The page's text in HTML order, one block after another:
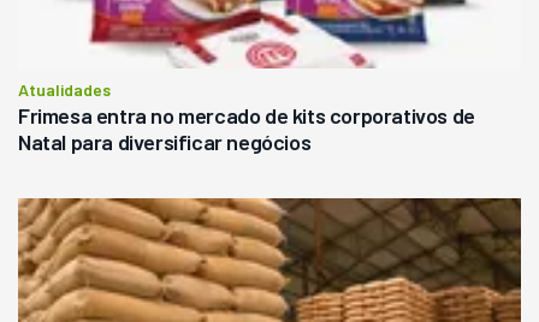
Atualidades
Frimesa entra no mercado de kits corporativos de
Natal para diversificar negócios